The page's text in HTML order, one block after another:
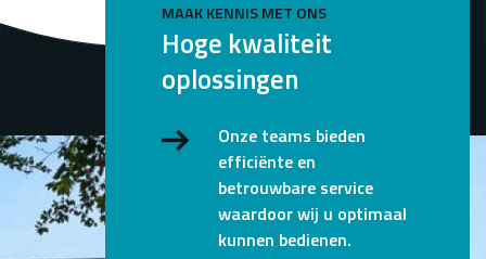
MAAK KENNIS MET ONS
Hoge kwaliteit
oplossingen
Onze teams bieden
efficiënte en
betrouwbare service
waardoor wij u optimaal
kunnen bedienen.